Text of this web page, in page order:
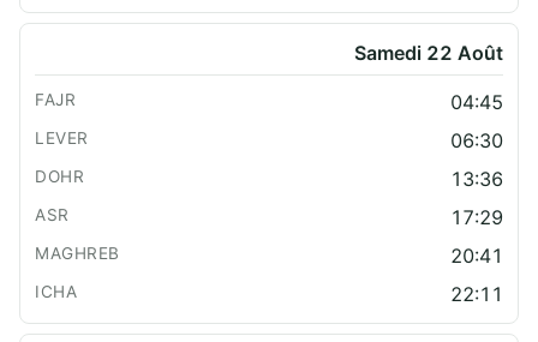
Samedi 22 Août
04:45
06:30
13:36
17:29
20:41
22:11